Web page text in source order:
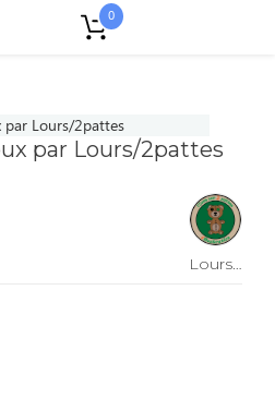
0
par Lours/2pattes
Lours/2pattes